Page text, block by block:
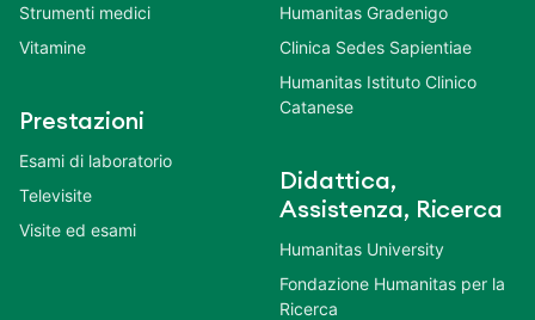
Strumenti medici
Vitamine
Prestazioni
Esami di laboratorio
Televisite
Visite ed esami
Humanitas Gradenigo
Clinica Sedes Sapientiae
Humanitas Istituto Clinico
Catanese
Didattica,
Assistenza, Ricerca
Humanitas University
Fondazione Humanitas per la
Ricerca